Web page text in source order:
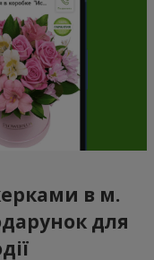
в м.
для